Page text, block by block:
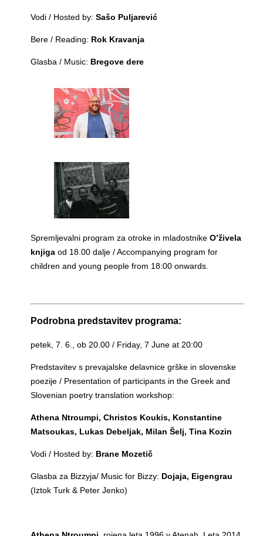
Vodi / Hosted by:Sašo Puljarević
Bere / Reading: Rok Kravanja
Glasba / Music: Bregove dere
Spremljevalni program za otroke in mladostnikeO’živela
knjiga od 18.00 dalje / Accompanying program for
children and young people from 18:00 onwards.
Podrobna predstavitev programa:
petek, 7. 6., ob 20.00 / Friday, 7 June at 20:00
Predstavitev s prevajalske delavnice grške in slovenske
poezije / Presentation of participants in the Greek and
Slovenian poetry translation workshop:
Athena Ntroumpi, Christos Koukis, Konstantine
Matsoukas, Lukas Debeljak, Milan Šelj, Tina Kozin
Vodi / Hosted by: Brane Mozetič
Glasba za Bizzyja/ Music for Bizzy: Dojaja, Eigengrau
(Iztok Turk & Peter Jenko)